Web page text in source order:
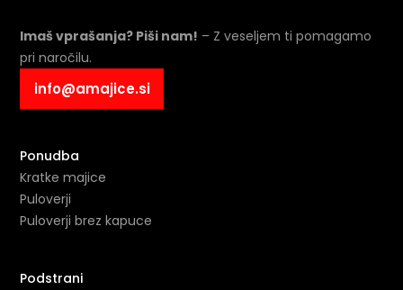
Imaš vprašanja? Piši nam! – Z veseljem ti pomagamo
pri naročilu.
info@amajice.si
Ponudba
Kratke majice
Puloverji
Puloverji brez kapuce
Podstrani